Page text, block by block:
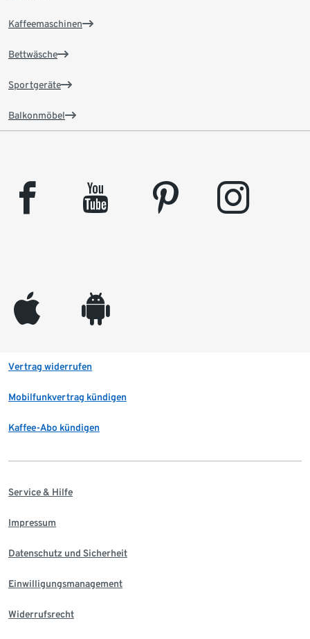
Kaffeemaschinen
Bettwäsche
Sportgeräte
Balkonmöbel
facebook youtube pinterest instagram
appleinc android
Vertrag widerrufen
Mobilfunkvertrag kündigen
Kaffee-Abo kündigen
Service & Hilfe
Impressum
Datenschutz und Sicherheit
Einwilligungsmanagement
Widerrufsrecht